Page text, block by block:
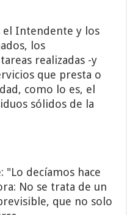
el Intendente y los
los
realizadas -y
que presta o
como lo es, el
sólidos de la
decíamos hace
No se trata de un
que no solo